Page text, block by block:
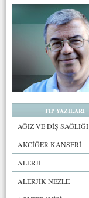
TIP YAZILARI
AĞIZ VE DİŞ SAĞLIĞI
AKCİĞER KANSERİ
ALERJİ
ALERJİK NEZLE